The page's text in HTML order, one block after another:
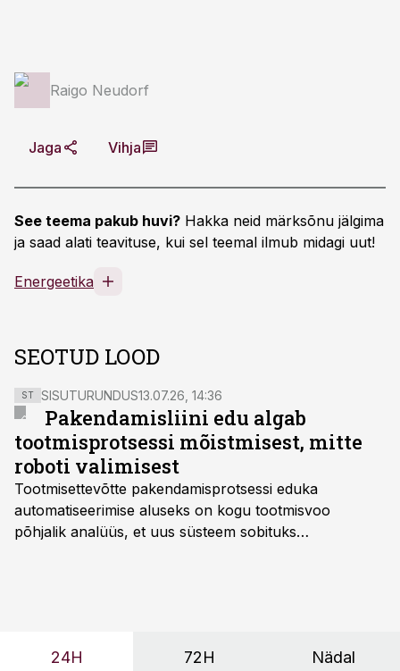
Raigo Neudorf
Jaga Vihja
See teema pakub huvi? Hakka neid märksõnu jälgima
ja saad alati teavituse, kui sel teemal ilmub midagi uut!
Energeetika
SEOTUD LOOD
ST SISUTURUNDUS13.07.26, 14:36
Pakendamisliini edu algab
tootmisprotsessi mõistmisest, mitte
roboti valimisest
Tootmisettevõtte pakendamisprotsessi eduka
automatiseerimise aluseks on kogu tootmisvoo
põhjalik analüüs, et uus süsteem sobituks
OÜ tegevjuht Sander Mitendorf.
24H 72H Nädal